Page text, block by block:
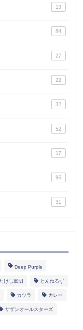
19
84
27
22
32
52
17
95
31
Deep Purple
けし軍団 とんねるず
カツラ カレー
サザンオールスターズ